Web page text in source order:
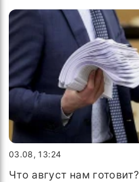
03.08, 13:24
Что август нам готовит?